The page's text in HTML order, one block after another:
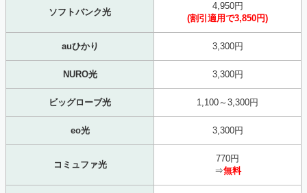
ソフトバンク光
4,950円
(割引適用で3,850円)
auひかり 3,300円
NURO光 3,300円
ビッグローブ光 1,100～3,300円
eo光 3,300円
コミュファ光
770円
⇒無料